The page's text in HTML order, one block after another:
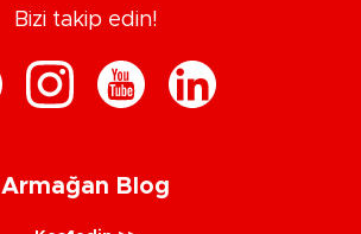
Bizi takip edin!
Armağan Blog